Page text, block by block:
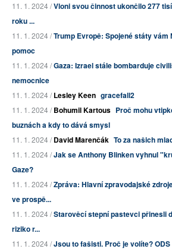
11. 1. 2024 /Vloni svou činnost ukončilo 277
roku ...
11. 1. 2024 /Trump Evropě: Spojené státy vám
pomoc
11. 1. 2024 /Gaza: Izrael stále bombarduje
nemocnice
11. 1. 2024 /Lesley Keen gracefall2
11. 1. 2024 /Bohumil Kartous Proč mohu
buznách a kdy to dává smysl
11. 1. 2024 /David Marenčák To za našich
11. 1. 2024 /Jak se Anthony Blinken vyhnul
Gaze?
11. 1. 2024 /Zpráva: Hlavní zpravodajské
ve prospě...
11. 1. 2024 /Starověcí stepní pastevci přinesli
riziko r...
11. 1. 2024 /Jsou to fašisti. Proč je volíte?